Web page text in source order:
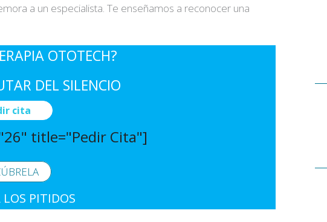
a un especialista. Te enseñamos a reconocer una
OTOTECH?
DEL SILENCIO
cita
title="Pedir Cita"]
PITIDOS